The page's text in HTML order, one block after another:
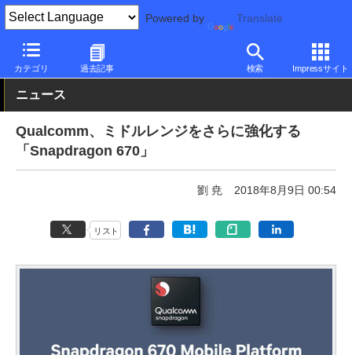
Powered by Translate
カテゴリ 過去記事 検索 Impressサイト
PC Watch 半導体/周辺機器 Qualcomm
ニュース
Qualcomm、ミドルレンジをさらに強化する
「Snapdragon 670」
劉 尭 2018年8月9日 00:54
リスト